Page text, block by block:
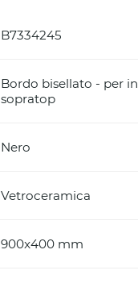
B7334245
Bordo bisellato - per
sopratop
Nero
Vetroceramica
900x400 mm